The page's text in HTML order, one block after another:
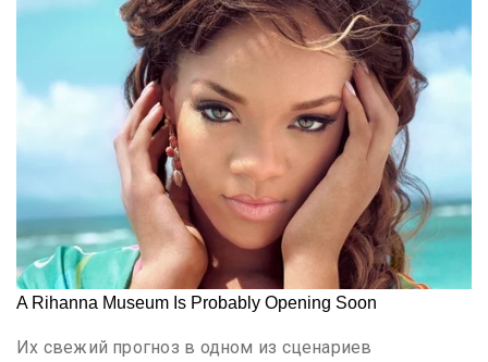
Их свежий прогноз в одном из сценариев